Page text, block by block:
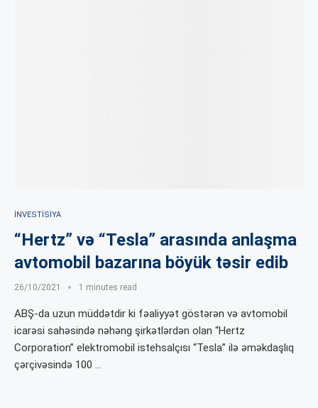
İNVESTISIYA
“Hertz” və “Tesla” arasında anlaşma
avtomobil bazarına böyük təsir edib
26/10/2021 1 minutes read
ABŞ-da uzun müddətdir ki fəaliyyət göstərən və avtomobil
icarəsi sahəsində nəhəng şirkətlərdən olan “Hertz
Corporation” elektromobil istehsalçısı “Tesla” ilə əməkdaşlıq
çərçivəsində 100 …